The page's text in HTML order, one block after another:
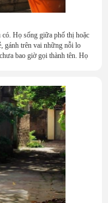
Họ sống giữa phố thị hoặc
gánh trên vai những nỗi lo
bao giờ gọi thành tên. Họ
một niềm tin cũ kỹ rằng: dẫu